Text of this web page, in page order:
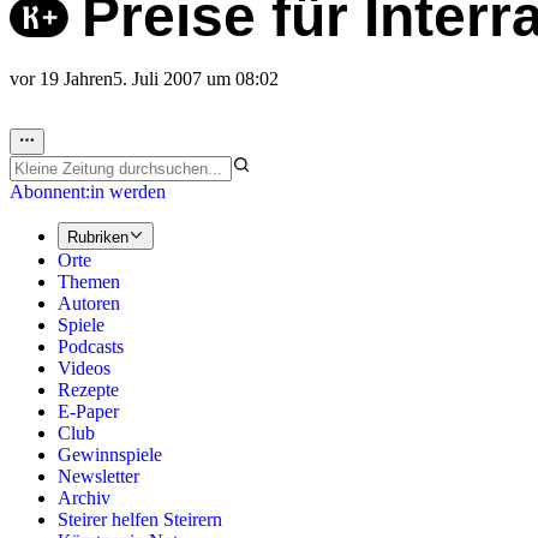
Preise für
vor 19 Jahren5. Juli 2007 um 08:02
Abonnent:in werden
Rubriken
Orte
Themen
Autoren
Spiele
Podcasts
Videos
Rezepte
E-Paper
Club
Gewinnspiele
Newsletter
Archiv
Steirer helfen Steirern